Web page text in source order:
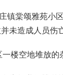
镇棠颂雅苑小
未造成人员伤亡
楼空地堆放的